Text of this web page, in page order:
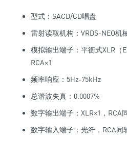
型式：SACD/CD唱盘
雷射读取机构：VRDS-NEO机
模拟输出端子：平衡式XLR（
RCA×1
频率响应：5Hz-75kHz
总谐波失真：0.0007%
数字输出端子：XLR×1，RCA
数字输入端子：光纤，RCA同